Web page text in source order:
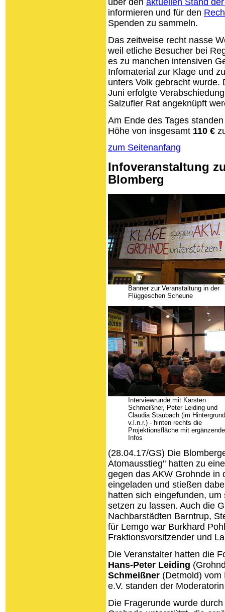
über den aktuellen Stand
informieren und für den
Spenden zu sammeln.
Das zeitweise recht nasse
weil etliche Besucher bei
es zu manchen intensiven
Infomaterial zur Klage und
unters Volk gebracht wurde.
Juni erfolgte
Salzufler Rat angeknüpft
Am Ende des Tages
Höhe von insgesamt 110 €
zum Seitenanfang
Infoveranstaltung
Blomberg
Banner zur Veranstaltung in der
Flüggeschen Scheune
Interviewrunde mit Karsten
Schmeißner, Peter Leiding und
Claudia Staubach (im Hintergrund
v.l.n.r.) - hinten rechts die
Projektionsfläche mit
Infos
(28.04.17/GS) Die
Atomausstieg" hatten zu
gegen das AKW Grohnde in
eingeladen und stießen
hatten sich eingefunden,
setzen zu lassen. Auch die
Nachbarstädten Barntrup,
für Lemgo war Burkhard
Fraktionsvorsitzender und
Die Veranstalter hatten die
Hans-Peter Leiding
Schmeißner (Detmold) vom
e.V. standen der
Die Fragerunde wurde